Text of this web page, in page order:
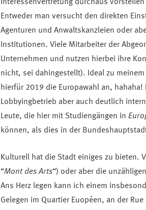
Interessenvertretung durchaus
Entweder man versucht den direkten
Agenturen und Anwaltskanzleien oder
Institutionen. Viele Mitarbeiter der
Unternehmen und nutzen hierbei ihre
nicht, sei dahingestellt). Ideal zu
hierfür 2019 die Europawahl an,
Lobbyingbetrieb aber auch deutlich
Leute, die hier mit Studiengängen in
können, als dies in der
Kulturell hat die Stadt einiges zu bieten.
“Mont des Arts“) oder aber die
Ans Herz legen kann ich einem
Gelegen im Quartier Euopéen, an der